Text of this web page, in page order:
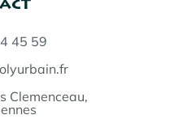
45 59
Clemenceau,